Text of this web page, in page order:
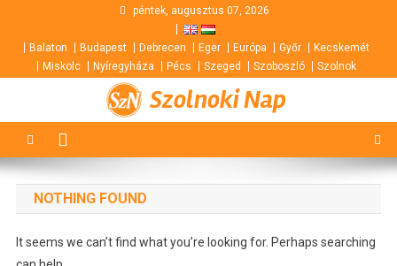
content
péntek, augusztus 07, 2026
Balaton Budapest Debrecen Eger Európa Győr
Kecskemét
Miskolc
Nyíregyháza Pécs Szeged Szoboszló Szolnok
Szolnoki Nap
NOTHING FOUND
It seems we can’t find what you’re looking for. Perhaps searching